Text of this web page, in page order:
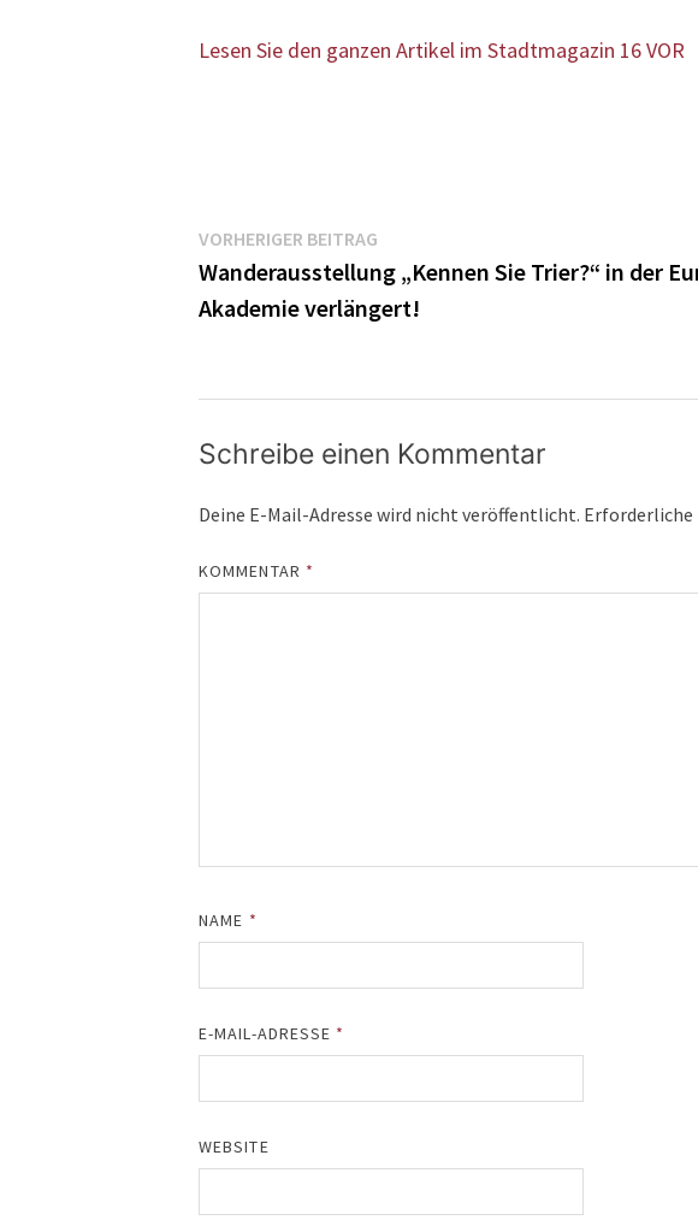
Lesen Sie den ganzen Artikel im Stadtmagazin 16 VOR
Beitragsnavigation
VORHERIGER BEITRAG
Beitrag:
Wanderausstellung „Kennen Sie Trier?“ in der
Akademie verlängert!
Schreibe einen Kommentar
Deine E-Mail-Adresse wird nicht veröffentlicht. Erforderliche
KOMMENTAR *
NAME *
E-MAIL-ADRESSE *
WEBSITE